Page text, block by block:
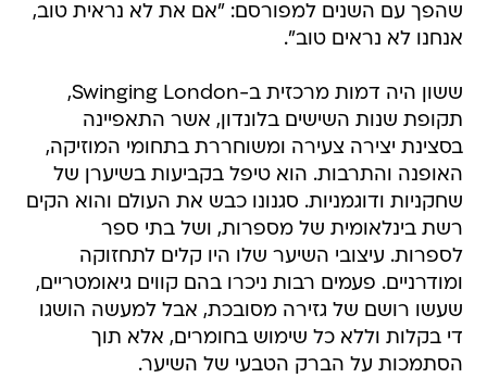
שהפך עם השנים למפורסם: "אם את לא נראית טוב,
אנחנו לא נראים טוב".
ששון היה דמות מרכזית ב-Swinging London,
תקופת שנות השישים בלונדון, אשר התאפיינה
בסצינת יצירה צעירה ומשוחררת בתחומי המוזיקה,
האופנה והתרבות. הוא טיפל בקביעות בשיערן של
שחקניות ודוגמניות. סגנונו כבש את העולם והוא הקים
רשת בינלאומית של מספרות, ושל בתי ספר
לספרות. עיצובי השיער שלו היו קלים לתחזוקה
ומודרניים. פעמים רבות ניכרו בהם קווים גיאומטריים,
שעשו רושם של גזירה מסובכת, אבל למעשה הושגו
די בקלות וללא כל שימוש בחומרים, אלא תוך
הסתמכות על הברק הטבעי של השיער.